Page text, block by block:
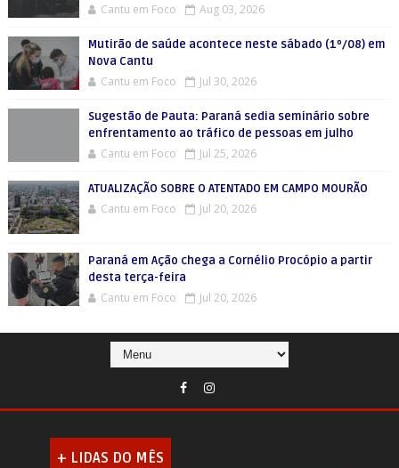
Cantu em Foco Aug 03, 2026
Mutirão de saúde acontece neste sábado (1º/08) em
Nova Cantu
Cantu em Foco Jul 30, 2026
Sugestão de Pauta: Paraná sedia seminário sobre
enfrentamento ao tráfico de pessoas em julho
Cantu em Foco Jul 25, 2026
ATUALIZAÇÃO SOBRE O ATENTADO EM CAMPO MOURÃO
Cantu em Foco Jul 20, 2026
Paraná em Ação chega a Cornélio Procópio a partir
desta terça-feira
Cantu em Foco Jul 20, 2026
+ LIDAS DO MÊS